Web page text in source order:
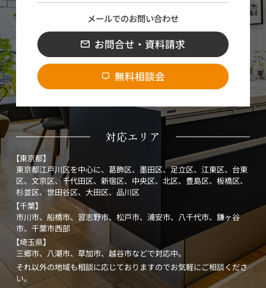
メールでのお問い合わせ
お問合せ・資料請求
無料相談会
対応エリア
【東京都】
東京都江戸川区を中心に、葛飾区、墨田区、足立区、江東区、台東
区、文京区、千代田区、新宿区、中央区、北区、豊島区、板橋区、
杉並区、世田谷区、大田区、品川区
【千葉】
市川市、船橋市、習志野市、松戸市、浦安市、八千代市、鎌ヶ谷
市、千葉市西部
【埼玉県】
三郷市、八潮市、草加市、越谷市などで対応中。
それ以外の地域も相談に応じておりますのでお気軽にご相談くださ
い。